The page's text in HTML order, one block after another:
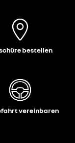
bestellen
vereinbaren